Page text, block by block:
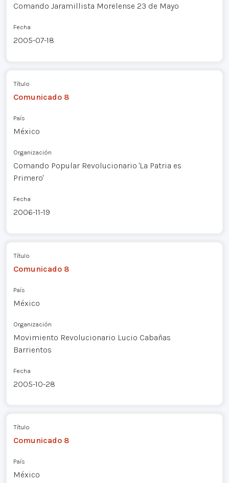
Comando Jaramillista Morelense 23 de Mayo
Fecha
2005-07-18
Título
Comunicado 8
País
México
Organización
Comando Popular Revolucionario 'La Patria es
Primero'
Fecha
2006-11-19
Título
Comunicado 8
País
México
Organización
Movimiento Revolucionario Lucio Cabañas
Barrientos
Fecha
2005-10-28
Título
Comunicado 8
País
México